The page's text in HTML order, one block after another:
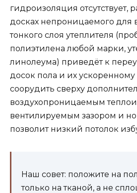
гидроизоляция отсутствует,
досках непроницаемого для
тонкого слоя утеплителя
полиэтилена любой марки,
линолеума) приведёт к
досок пола и их
соорудить сверху
воздухопроницаемым
вентилируемым зазором и
позволит низкий потолок
Наш совет: положите на
только на тканой, а не